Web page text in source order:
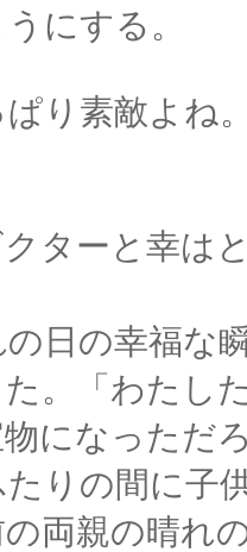
にする。
ぱり素敵よ
ターと幸は
日の幸福な
。「わたし
になっただ
りの間に子
両親の晴れ